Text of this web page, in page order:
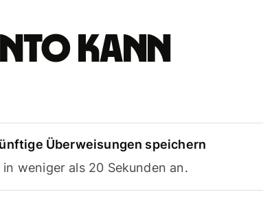
kann
Überweisungen speichern
weniger als 20 Sekunden an.